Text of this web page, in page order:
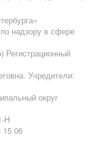
надзору в сфере
Регистрационный
Учредители:
округ
Н
15 06